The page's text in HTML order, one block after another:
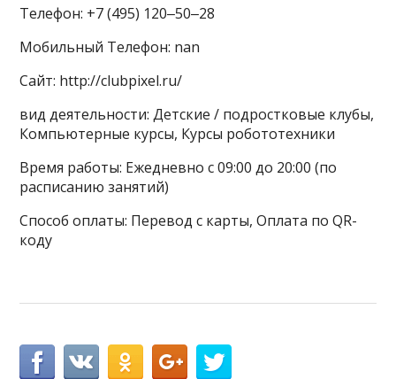
Телефон: +7 (495) 120‒50‒28
Мобильный Телефон: nan
Сайт: http://clubpixel.ru/
вид деятельности: Детские / подростковые клубы,
Компьютерные курсы, Курсы робототехники
Время работы: Ежедневно с 09:00 до 20:00 (по
расписанию занятий)
Способ оплаты: Перевод с карты, Оплата по QR-
коду